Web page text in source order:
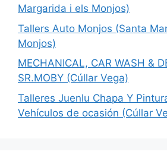
Margarida i els Monjos)
Tallers Auto Monjos (Santa
Monjos)
MECHANICAL, CAR WASH &
SR.MOBY (Cúllar Vega)
Talleres Juenlu Chapa Y
Vehículos de ocasión (Cúllar